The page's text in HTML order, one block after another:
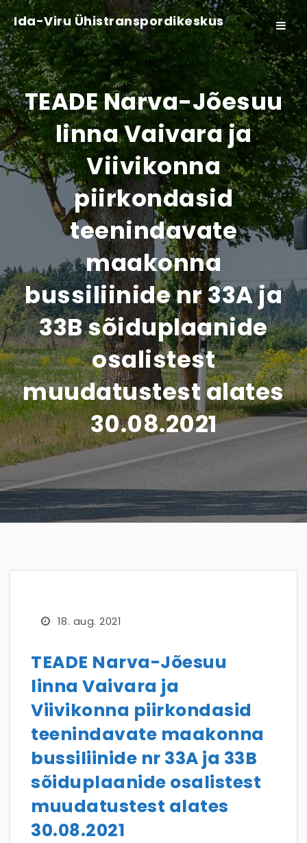
Ida-Viru Ühistranspordikeskus
Toggle
TEADE Narva-Jõesuu
linna Vaivara ja
Viivikonna
piirkondasid
teenindavate
maakonna
bussiliinide nr 33A ja
33B sõiduplaanide
osalistest
muudatustest alates
30.08.2021
18. aug. 2021
TEADE Narva-Jõesuu
linna Vaivara ja
Viivikonna piirkondasid
teenindavate maakonna
bussiliinide nr 33A ja 33B
sõiduplaanide osalistest
muudatustest alates
30.08.2021